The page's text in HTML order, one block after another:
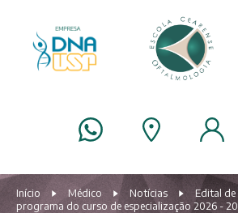
Início Médico Notícias
Edital de
programa do curso de especialização 2026 -